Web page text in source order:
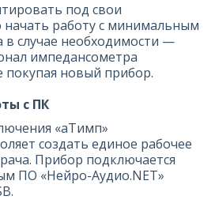
под свои
работу с минимальным
случае необходимости —
импедансометра
покупая новый прибор.
с ПК
«аТимп»
создать единое рабочее
Прибор подключается
ПО «Нейро-Аудио.NET»